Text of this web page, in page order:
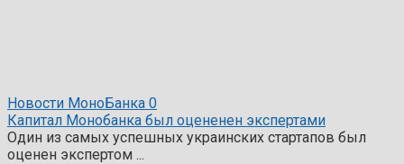
Новости МоноБанка 0
Капитал Монобанка был оцененен экспертами
Один из самых успешных украинских стартапов был
оценен экспертом ...